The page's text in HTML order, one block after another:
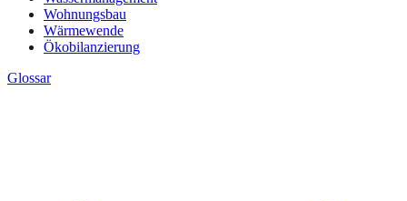
Wohnungsbau
Wärmewende
Ökobilanzierung
Glossar